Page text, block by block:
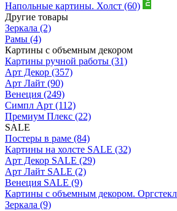
Напольные картины. Холст (60)
Другие товары
Зеркала (2)
Рамы (4)
Картины с объемным декором
Картины ручной работы (31)
Арт Декор (357)
Арт Лайт (90)
Венеция (249)
Симпл Арт (112)
Премиум Плекс (22)
SALE
Постеры в раме (84)
Картины на холсте SALE (32)
Арт Декор SALE (29)
Арт Лайт SALE (2)
Венеция SALE (9)
Картины с объемным декором.
Зеркала (9)